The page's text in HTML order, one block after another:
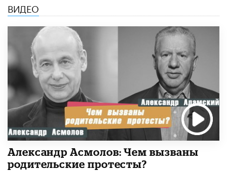
ВИДЕО
Александр Асмолов: Чем вызваны
родительские протесты?